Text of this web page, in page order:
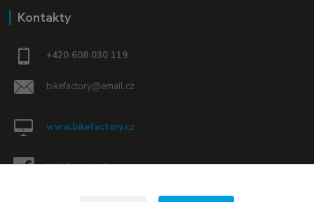
Kontakty
+420 608 030 119
bikefactory@email.cz
www.bikefactory.cz
Náš Facebook »